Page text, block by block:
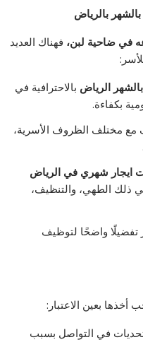
بالرياض
في ضاحية لبن، فهناك العديد
الرياض بالاحترافية في
بكفاءة.
مع مختلف الظروف الأسرية،
ايجار شهري في الرياض
ذلك الطهي، والتنظيف،
تفضيلًا واضحًا لتوظيف
بعين الاعتبار:
في التواصل بسبب